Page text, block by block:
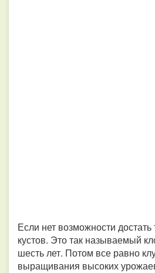
Если нет возможности
кустов. Это так называемый
шесть лет. Потом все равно
выращивания высоких